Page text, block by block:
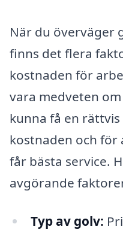
När du överväger
finns det flera
kostnaden för
vara medveten
kunna få en
kostnaden och för
får bästa service.
avgörande
Typ av golv: